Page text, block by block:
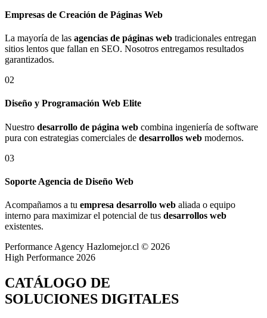
Empresas de Creación de Páginas Web
La mayoría de las agencias de páginas web tradicionales entregan
sitios lentos que fallan en SEO. Nosotros entregamos resultados
garantizados.
02
Diseño y Programación Web Elite
Nuestro desarrollo de página web combina ingeniería de software
pura con estrategias comerciales de desarrollos web modernos.
03
Soporte Agencia de Diseño Web
Acompañamos a tu empresa desarrollo web aliada o equipo
interno para maximizar el potencial de tus desarrollos web
existentes.
Performance Agency Hazlomejor.cl © 2026
High Performance 2026
CATÁLOGO DE
SOLUCIONES DIGITALES